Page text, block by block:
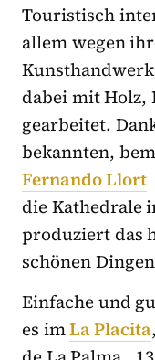
Touristisch
allem wegen
dabei mit Holz,
gearbeitet.
bekannten,
Fernando Llort
die Kathedrale
produziert das
schönen
Einfache und
es imLa Placita